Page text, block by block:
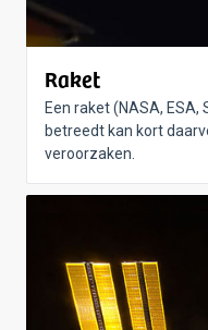
Raket
Een raket (NASA,
betreedt kan kort
veroorzaken.